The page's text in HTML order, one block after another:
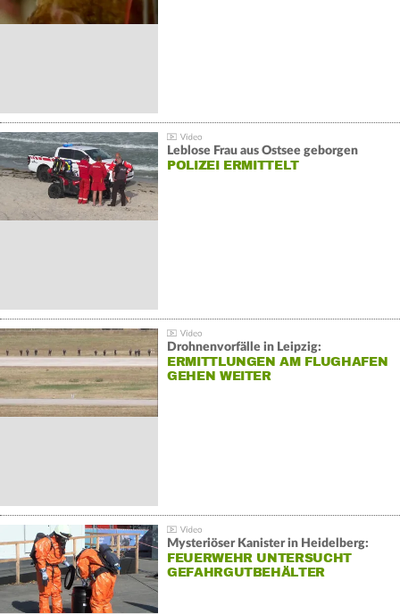
Leblose Frau aus Ostsee geborgen
POLIZEI ERMITTELT
Drohnenvorfälle in Leipzig:
ERMITTLUNGEN AM FLUGHAFEN
GEHEN WEITER
Mysteriöser Kanister in Heidelberg:
FEUERWEHR UNTERSUCHT
GEFAHRGUTBEHÄLTER